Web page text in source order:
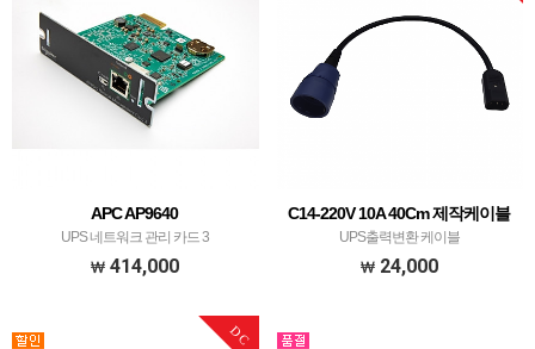
APC AP9640
UPS 네트워크 관리 카드 3
414,000
C14-220V 10A 40Cm 제작케이블
UPS출력변환 케이블
24,000
DC